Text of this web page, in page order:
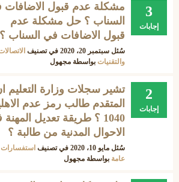
3
إجابات
مشكلة عدم قبول الاضافات
السناب ؟ حل مشكلة عدم
قبول الاضافات في السناب ؟
سُئل سبتمبر 20، 2020 في تصنيف
والتقنيات بواسطة مجهول
2
إجابات
تشير سجلات وزارة التعليم
المتقدم طالب رمز عدم
1040 ؟ طريقة تعديل
الاحوال المدنية من طالبة ؟
سُئل مايو 10، 2020 في تصنيف استفسارات
عامة بواسطة مجهول